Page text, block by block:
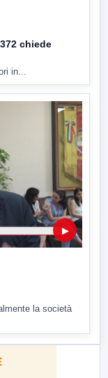
chiede
in...
▶
la società